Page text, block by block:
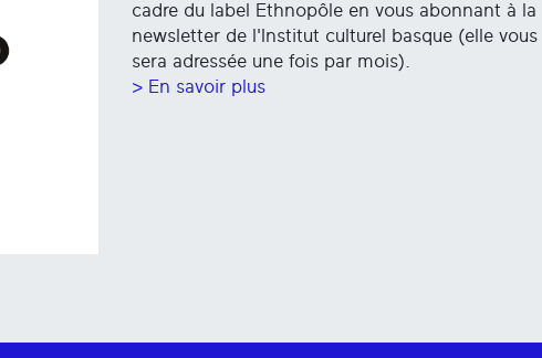
cadre du label Ethnopôle en vous abonnant à la
newsletter de l'Institut culturel basque (elle vous
sera adressée une fois par mois).
> En savoir plus